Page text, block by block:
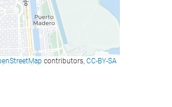
contributors, CC-BY-SA